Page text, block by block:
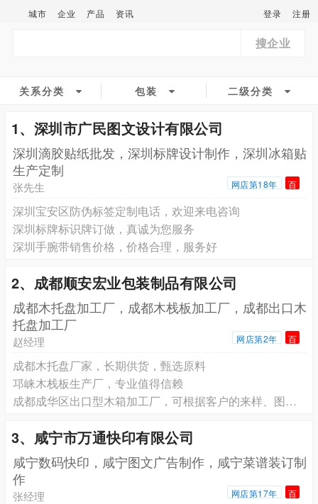
城市 企业 产品 资讯 登录 注册
搜企业
关系分类 包装 二级分类
1、深圳市广民图文设计有限公司
深圳滴胶贴纸批发，深圳标牌设计制作，深圳冰箱贴
生产定制
张先生 网店第18年 百
深圳宝安区防伪标签定制电话，欢迎来电咨询
深圳标牌标识牌订做，真诚为您服务
深圳手腕带销售价格，价格合理，服务好
2、成都顺安宏业包装制品有限公司
成都木托盘加工厂，成都木栈板加工厂，成都出口木
托盘加工厂
赵经理 网店第2年 百
成都木托盘厂家，长期供货，甄选原料
邛崃木栈板生产厂，专业值得信赖
成都成华区出口型木箱加工厂，可根据客户的来样、图纸要求进行加工制作
3、咸宁市万通快印有限公司
咸宁数码快印，咸宁图文广告制作，咸宁菜谱装订制
作
张经理 网店第17年 百